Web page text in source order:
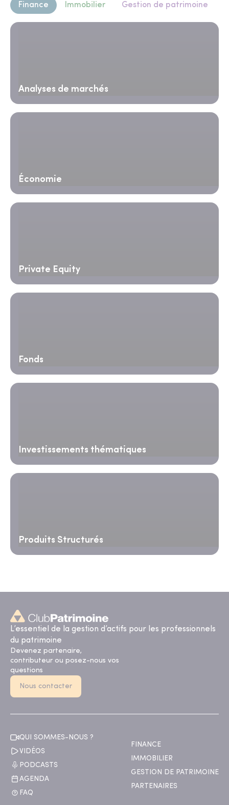
Finance Immobilier Gestion de patrimoine
Analyses de marchés
Économie
Private Equity
Fonds
Investissements thématiques
Produits Structurés
L’essentiel de la gestion d’actifs pour les professionnels
du patrimoine
Devenez partenaire,
contributeur ou posez-nous vos
questions
Nous contacter
QUI SOMMES-NOUS ?
VIDÉOS
PODCASTS
AGENDA
FAQ
FINANCE
IMMOBILIER
GESTION DE PATRIMOINE
PARTENAIRES